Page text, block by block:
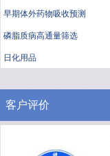
早期体外药物吸收预测
磷脂质病高通量筛选
日化用品
客户评价